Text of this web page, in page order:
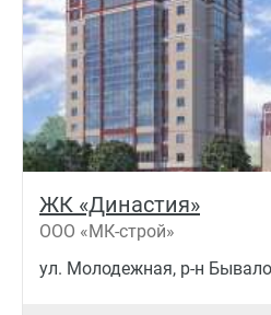
ЖК «Династия»
ООО «МК-строй»
ул. Молодежная, р-н